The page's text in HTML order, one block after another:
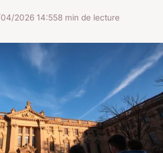
2026 14:558 min de lecture